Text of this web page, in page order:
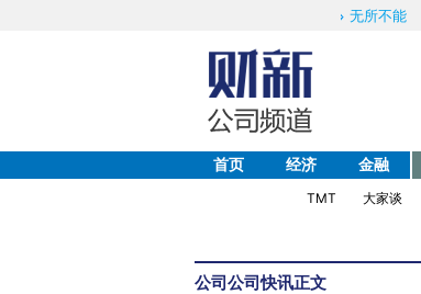
无所不能
首页 经济 金融
TMT
大家谈
公司公司快讯正文